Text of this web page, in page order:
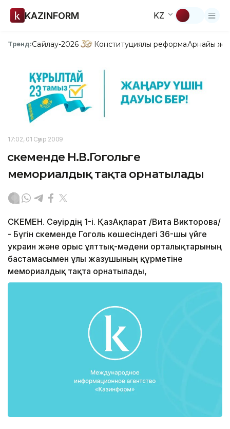
KAZINFORM KZ
Тренд:Сайлау-2026 Конституциялық реформаАрнайы
17:02, 01 Сәуір 2009
Өскеменде Н.В.Гогольге
мемориалдық тақта орнатылады
ӨСКЕМЕН. Сәуірдің 1-і. ҚазАқпарат /Вита Викторова/
- Бүгін Өскеменде Гоголь көшесіндегі 36-шы үйге
украин және орыс ұлттық-мәдени орталықтарының
бастамасымен ұлы жазушының құрметіне
мемориалдық тақта орнатылады,